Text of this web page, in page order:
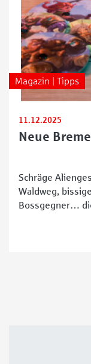
Magazin | Tipps
11.12.2025
Neue
Schräge
Waldweg,
Bossgegner…
gleich eine